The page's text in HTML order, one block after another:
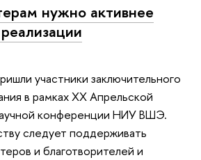
нужно активнее
участники заключительного
в рамках XX Апрельской
конференции НИУ ВШЭ.
следует поддерживать
и благотворителей и